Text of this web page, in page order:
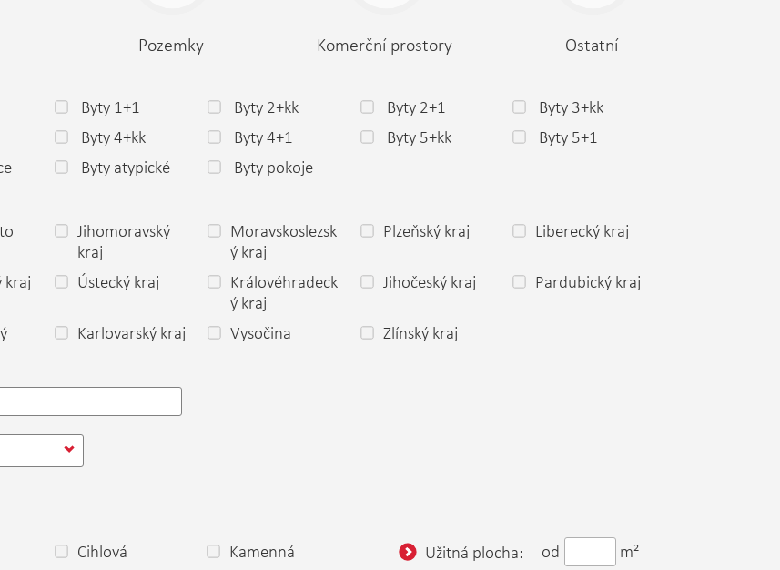
Pozemky Komerční prostory Ostatní
Byty 1+1 Byty 2+kk Byty 2+1
Byty 3+kk
Byty 4+kk Byty 4+1 Byty 5+kk
Byty 5+1
Byty atypické Byty pokoje
Jihomoravský
kraj
Moravskoslezsk
ý kraj
Plzeňský kraj Liberecký kraj
kraj Ústecký kraj
Královéhradeck
ý kraj
Jihočeský kraj Pardubický kraj
Karlovarský kraj Vysočina Zlínský kraj
Cihlová Kamenná Užitná plocha: od
m²